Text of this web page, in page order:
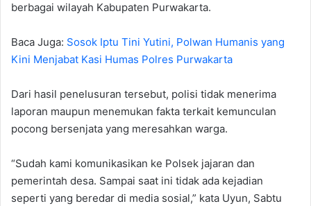
berbagai wilayah Kabupaten Purwakarta.
Baca Juga: Sosok Iptu Tini Yutini, Polwan Humanis yang
Kini Menjabat Kasi Humas Polres Purwakarta
Dari hasil penelusuran tersebut, polisi tidak menerima
laporan maupun menemukan fakta terkait kemunculan
pocong bersenjata yang meresahkan warga.
“Sudah kami komunikasikan ke Polsek jajaran dan
pemerintah desa. Sampai saat ini tidak ada kejadian
seperti yang beredar di media sosial,” kata Uyun, Sabtu